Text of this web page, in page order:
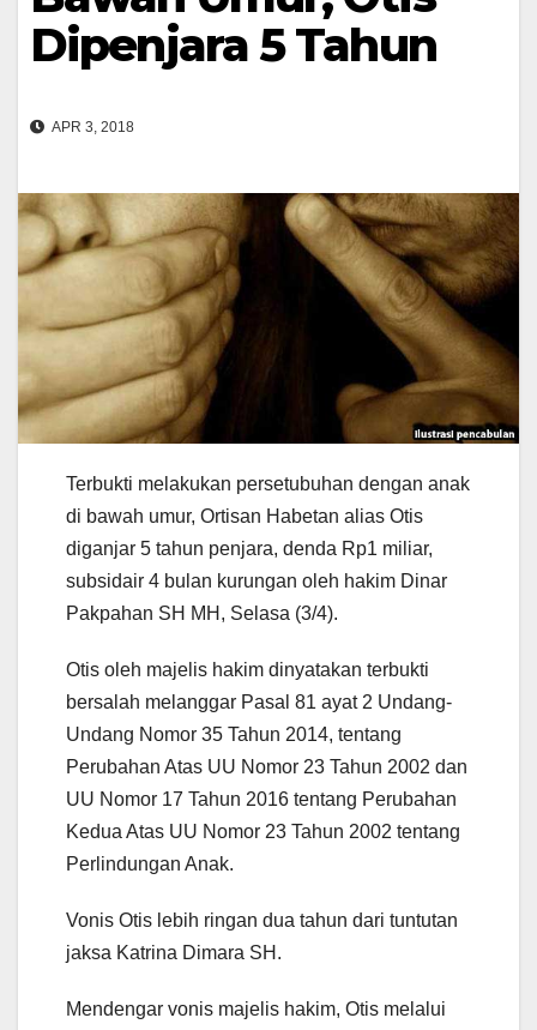
Dipenjara 5 Tahun
APR 3, 2018
Terbukti melakukan persetubuhan dengan anak
di bawah umur, Ortisan Habetan alias Otis
diganjar 5 tahun penjara, denda Rp1 miliar,
subsidair 4 bulan kurungan oleh hakim Dinar
Pakpahan SH MH, Selasa (3/4).
Otis oleh majelis hakim dinyatakan terbukti
bersalah melanggar Pasal 81 ayat 2 Undang-
Undang Nomor 35 Tahun 2014, tentang
Perubahan Atas UU Nomor 23 Tahun 2002 dan
UU Nomor 17 Tahun 2016 tentang Perubahan
Kedua Atas UU Nomor 23 Tahun 2002 tentang
Perlindungan Anak.
Vonis Otis lebih ringan dua tahun dari tuntutan
jaksa Katrina Dimara SH.
Mendengar vonis majelis hakim, Otis melalui